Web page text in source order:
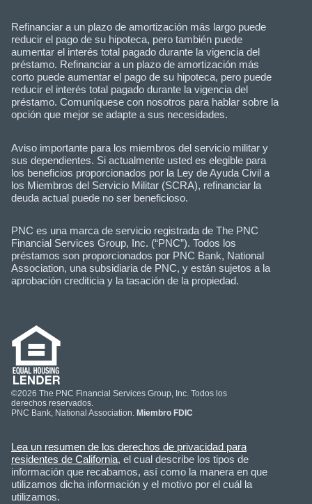
Refinanciar a un plazo de amortización más largo puede
reducir el pago de su hipoteca, pero también puede
aumentar el interés total pagado durante la vigencia del
préstamo. Refinanciar a un plazo de amortización más
corto puede aumentar el pago de su hipoteca, pero puede
reducir el interés total pagado durante la vigencia del
préstamo. Comuníquese con nosotros para hablar sobre la
opción que mejor se adapte a sus necesidades.
Aviso importante para los miembros del servicio militar y
sus dependientes. Si actualmente usted es elegible para
los beneficios proporcionados por la Ley de Ayuda Civil a
los Miembros del Servicio Militar (SCRA), refinanciar la
deuda actual puede no ser beneficioso.
PNC es una marca de servicio registrada de The PNC
Financial Services Group, Inc. (“PNC”). Todos los
préstamos son proporcionados por PNC Bank, National
Association, una subsidiaria de PNC, y están sujetos a la
aprobación crediticia y la tasación de la propiedad.
©2026 The PNC Financial Services Group, Inc. Todos los
derechos reservados.
PNC Bank, National Association. Miembro FDIC
Lea un resumen de los derechos de privacidad para
residentes de California, el cual describe los tipos de
información que recabamos, así como la manera en que
utilizamos dicha información y el motivo por el cuál la
utilizamos.